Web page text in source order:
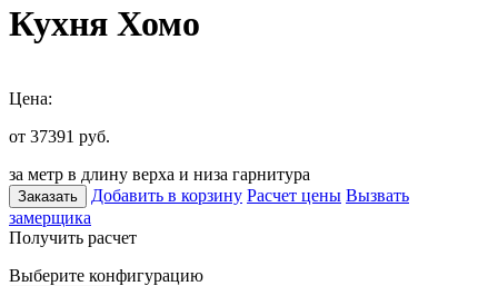
Кухня Хомо
Цена:
от 37391 руб.
за метр в длину верха и низа гарнитура
Заказать Добавить в корзину Расчет цены Вызвать
замерщика
Получить расчет
Выберите конфигурацию